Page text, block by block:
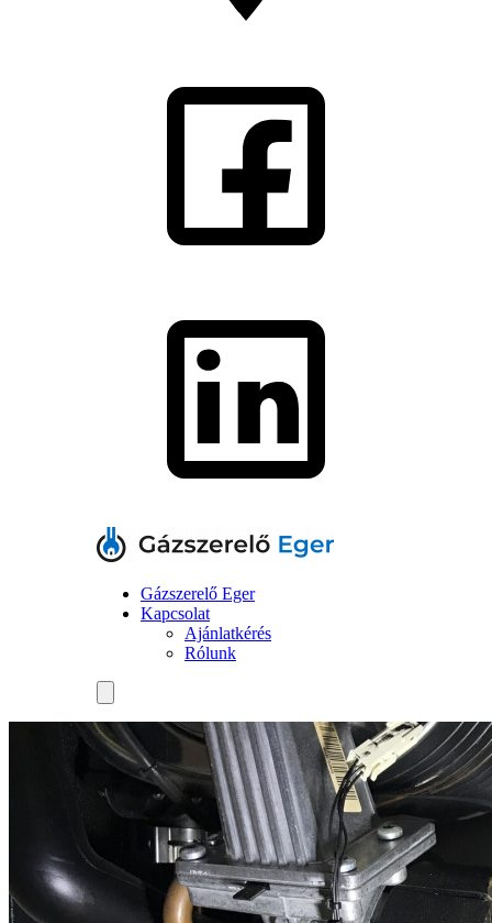
Gázszerelő Eger
Kapcsolat
Ajánlatkérés
Rólunk